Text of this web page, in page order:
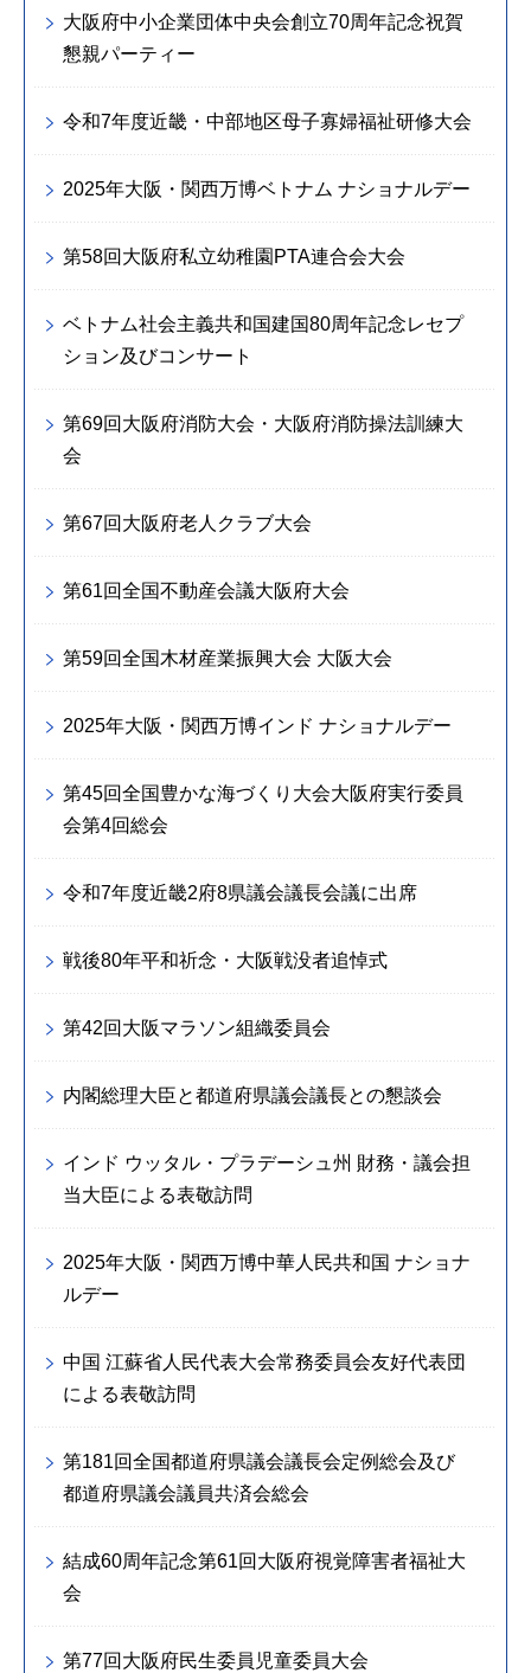
大阪府中小企業団体中央会創立70周年記念祝賀
懇親パーティー
令和7年度近畿・中部地区母子寡婦福祉研修大会
2025年大阪・関西万博ベトナム ナショナルデー
第58回大阪府私立幼稚園PTA連合会大会
ベトナム社会主義共和国建国80周年記念レセプ
ション及びコンサート
第69回大阪府消防大会・大阪府消防操法訓練大
会
第67回大阪府老人クラブ大会
第61回全国不動産会議大阪府大会
第59回全国木材産業振興大会 大阪大会
2025年大阪・関西万博インド ナショナルデー
第45回全国豊かな海づくり大会大阪府実行委員
会第4回総会
令和7年度近畿2府8県議会議長会議に出席
戦後80年平和祈念・大阪戦没者追悼式
第42回大阪マラソン組織委員会
内閣総理大臣と都道府県議会議長との懇談会
インド ウッタル・プラデーシュ州 財務・議会担
当大臣による表敬訪問
2025年大阪・関西万博中華人民共和国 ナショナ
ルデー
中国 江蘇省人民代表大会常務委員会友好代表団
による表敬訪問
第181回全国都道府県議会議長会定例総会及び
都道府県議会議員共済会総会
結成60周年記念第61回大阪府視覚障害者福祉大
会
第77回大阪府民生委員児童委員大会